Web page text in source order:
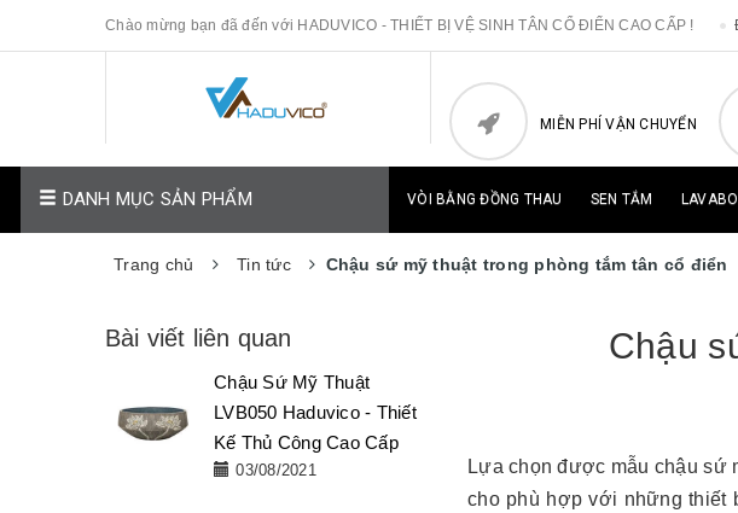
Chào mừng bạn đã đến với HADUVICO - THIẾT BỊ VỆ SINH TÂN CỔ ĐIỂN CAO CẤP !
MIỄN PHÍ VẬN CHUYỂN
DANH MỤC SẢN PHẨM VÒI BẰNG ĐỒNG THAU SEN TẮM
Trang chủ Tin tức Chậu sứ mỹ thuật trong phòng tắm tân cổ điển
Chậu
Lựa chọn được mẫu chậu sứ
cho phù hợp với những thiết
Bài viết liên quan
Chậu Sứ Mỹ Thuật
LVB050 Haduvico - Thiết
Kế Thủ Công Cao Cấp
03/08/2021